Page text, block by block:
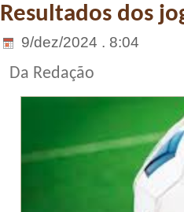
Resultados dos
9/dez/2024 . 8:04
Da Redação